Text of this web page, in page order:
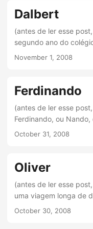
dois anos mais novo
início sei que nos
Dalbert
(antes de ler esse post,
segundo ano do
meninos indevidos
me fez pensar na
pois nunca imaginei
comprometido.
November 1, 2008
Ferdinando
(antes de ler esse
Ferdinando, ou
já. Era três anos mais
eles terminaram, ele
era só esse. O
quem ele saía, ele
October 31, 2008
Oliver
(antes de ler esse post,
uma viagem longa de
volta. Fui sozinha com
October 30, 2008